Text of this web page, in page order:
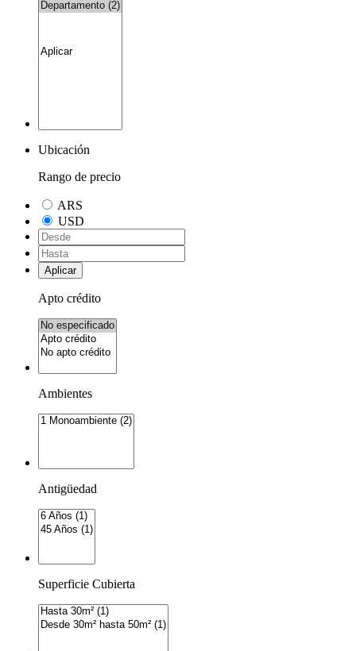
Ubicación
Rango de precio
ARS
USD
Aplicar
Apto crédito
Ambientes
Antigüedad
Superficie Cubierta